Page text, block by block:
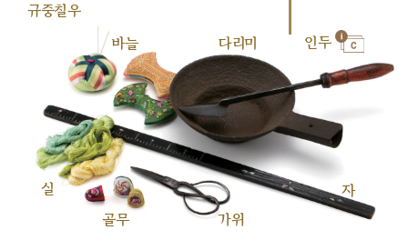
규중칠우
바늘
다리미 인두
실
골무
가위
자